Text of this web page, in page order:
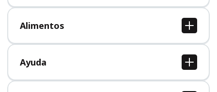
Todas las historias de éxito
Alimentos
Todos los alimentos
Ayuda
Centro de ayuda